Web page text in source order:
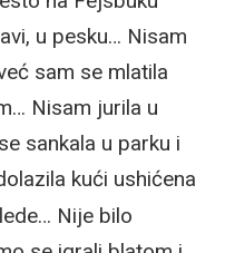
u pesku… Nisam
sam se mlatila
Nisam jurila u
sankala u parku i
kući ushićena
Nije bilo